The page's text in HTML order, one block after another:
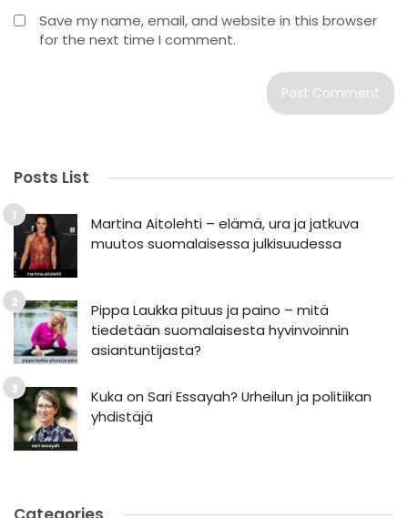
Save my name, email, and website in this browser
for the next time I comment.
Posts List
Martina Aitolehti – elämä, ura ja jatkuva
muutos suomalaisessa julkisuudessa
Pippa Laukka pituus ja paino – mitä
tiedetään suomalaisesta hyvinvoinnin
asiantuntijasta?
Kuka on Sari Essayah? Urheilun ja politiikan
yhdistäjä